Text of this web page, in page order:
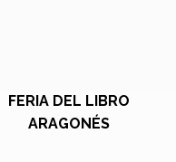
FERIA DEL LIBRO
ARAGONÉS